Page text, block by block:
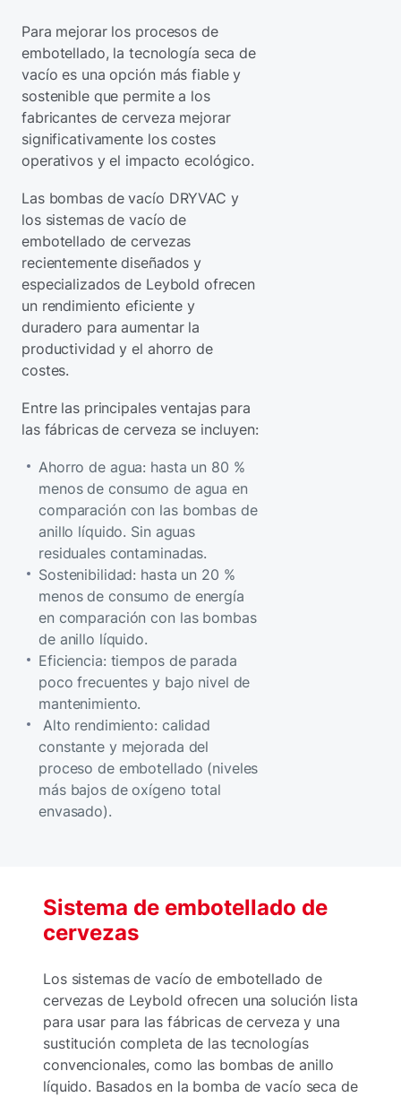
Para mejorar los procesos de
embotellado, la tecnología seca de
vacío es una opción más fiable y
sostenible que permite a los
fabricantes de cerveza mejorar
significativamente los costes
operativos y el impacto ecológico.
Las bombas de vacío DRYVAC y
los sistemas de vacío de
embotellado de cervezas
recientemente diseñados y
especializados de Leybold ofrecen
un rendimiento eficiente y
duradero para aumentar la
productividad y el ahorro de
costes.
Entre las principales ventajas para
las fábricas de cerveza se incluyen:
Ahorro de agua: hasta un 80 %
menos de consumo de agua en
comparación con las bombas de
anillo líquido. Sin aguas
residuales contaminadas.
Sostenibilidad: hasta un 20 %
menos de consumo de energía
en comparación con las bombas
de anillo líquido.
Eficiencia: tiempos de parada
poco frecuentes y bajo nivel de
mantenimiento.
Alto rendimiento: calidad
constante y mejorada del
proceso de embotellado (niveles
más bajos de oxígeno total
envasado).
Sistema de embotellado de
cervezas
Los sistemas de vacío de embotellado de
cervezas de Leybold ofrecen una solución lista
para usar para las fábricas de cerveza y una
sustitución completa de las tecnologías
convencionales, como las bombas de anillo
líquido. Basados en la bomba de vacío seca de